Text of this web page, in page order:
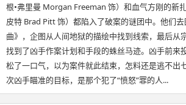
根•弗里曼 Morgan Freeman 饰）和血气方刚的新
皮特 Brad Pitt 饰）都陷入了破案的谜团中。他们
曲》，企图从人间地狱的描绘中找到线索，最后从
找到了凶手作案计划和手段的蛛丝马迹。凶手前来
松了一口气，以为案件就此结束，怎料还是逃不出
次凶手瞄准的目标，是那个犯了“愤怒”罪的人...